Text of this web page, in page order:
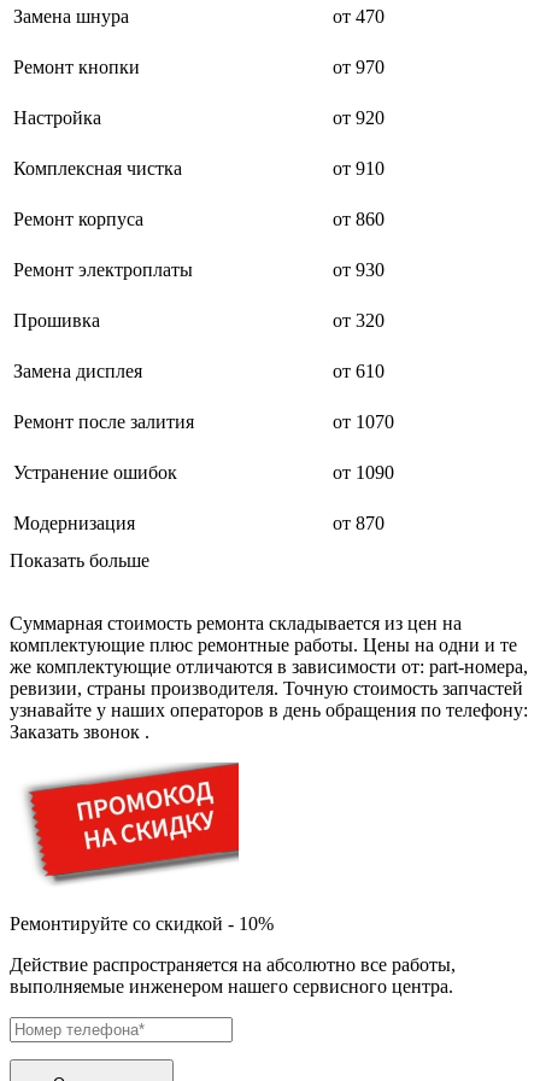
буклетмейкеров
cd проигрывателей
часов настенных
чековых принтеров
дарсонвалей
датчиков температуры
депиляторов
держателей с беспроводной зарядкой
детекторов проводки
диктофон
диспенсеров
диспенсеров для розлива напитков
диспенсеров тарелок подогреваемый
дисплеев
дистилляторов воды
дизельных горелок
дизельных генераторов
dj станций
dji goggles
док-станций
документ-камер
домашних кинотеатров
драйкулеров
дрелей
дрелей для алмазного бурения
дрелей-миксеров
дрелей-шуруповертов
дрелей ударных
Замена шнура от 470
Ремонт кнопки от 970
Настройка от 920
Комплексная чистка от 910
Ремонт корпуса от 860
Ремонт электроплаты от 930
Прошивка от 320
Замена дисплея от 610
Ремонт после залития от 1070
Устранение ошибок от 1090
Модернизация
от 870
Показать больше
Суммарная стоимость ремонта складывается из цен на
комплектующие плюс ремонтные работы. Цены на одни и те
же комплектующие отличаются в зависимости от: part-номера,
ревизии, страны производителя. Точную стоимость запчастей
узнавайте у наших операторов в день обращения по телефону:
Заказать звонок .
Ремонтируйте со скидкой - 10%
Действие распространяется на абсолютно все работы,
выполняемые инженером нашего сервисного центра.